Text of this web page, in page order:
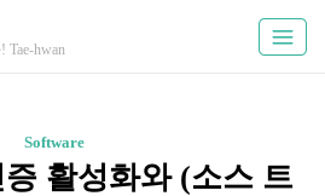
Tae-hwan
Software
활성화와 (소스 트